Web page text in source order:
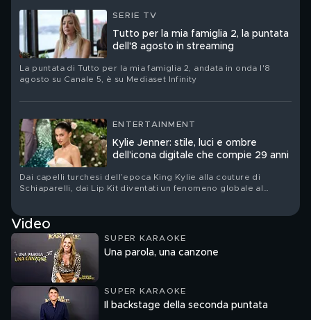
SERIE TV
Tutto per la mia famiglia 2, la puntata
dell'8 agosto in streaming
La puntata di Tutto per la mia famiglia 2, andata in onda l'8
agosto su Canale 5, è su Mediaset Infinity
ENTERTAINMENT
Kylie Jenner: stile, luci e ombre
dell’icona digitale che compie 29 anni
Dai capelli turchesi dell’epoca King Kylie alla couture di
Schiaparelli, dai Lip Kit diventati un fenomeno globale al
immagine in un linguaggio, un’impresa e un territorio di
contraddizioni
Video
SUPER KARAOKE
Una parola, una canzone
SUPER KARAOKE
Il backstage della seconda puntata